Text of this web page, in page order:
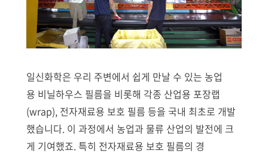
일신화학은 우리 주변에서 쉽게 만날 수 있는 농업
용 비닐하우스 필름을 비롯해 각종 산업용 포장랩
(wrap), 전자재료용 보호 필름 등을 국내 최초로 개발
했습니다. 이 과정에서 농업과 물류 산업의 발전에 크
게 기여했죠. 특히 전자재료용 보호 필름의 경